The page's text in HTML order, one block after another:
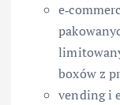
boxów z
vending i